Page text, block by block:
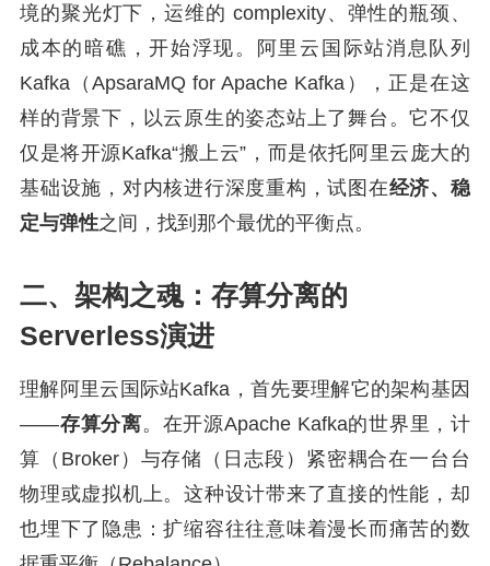
境的聚光灯下，运维的 complexity、弹性的瓶颈、
成本的暗礁，开始浮现。阿里云国际站消息队列
Kafka（ApsaraMQ for Apache Kafka），正是在这
样的背景下，以云原生的姿态站上了舞台。它不仅
仅是将开源Kafka“搬上云”，而是依托阿里云庞大的
基础设施，对内核进行深度重构，试图在经济、稳
定与弹性之间，找到那个最优的平衡点。
二、架构之魂：存算分离的
Serverless演进
理解阿里云国际站Kafka，首先要理解它的架构基因
——存算分离。在开源Apache Kafka的世界里，计
算（Broker）与存储（日志段）紧密耦合在一台台
物理或虚拟机上。这种设计带来了直接的性能，却
也埋下了隐患：扩缩容往往意味着漫长而痛苦的数